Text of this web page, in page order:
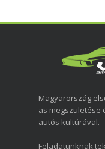
Magyarország
as megszületése
autós kultúrával.
Feladatunknak